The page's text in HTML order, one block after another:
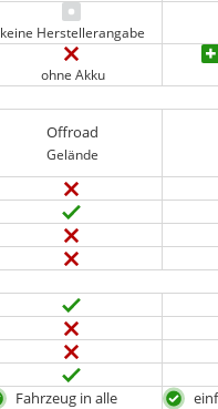
keine Herstellerangabe
ohne Akku
Offroad
Gelände
Fahrzeug in alle